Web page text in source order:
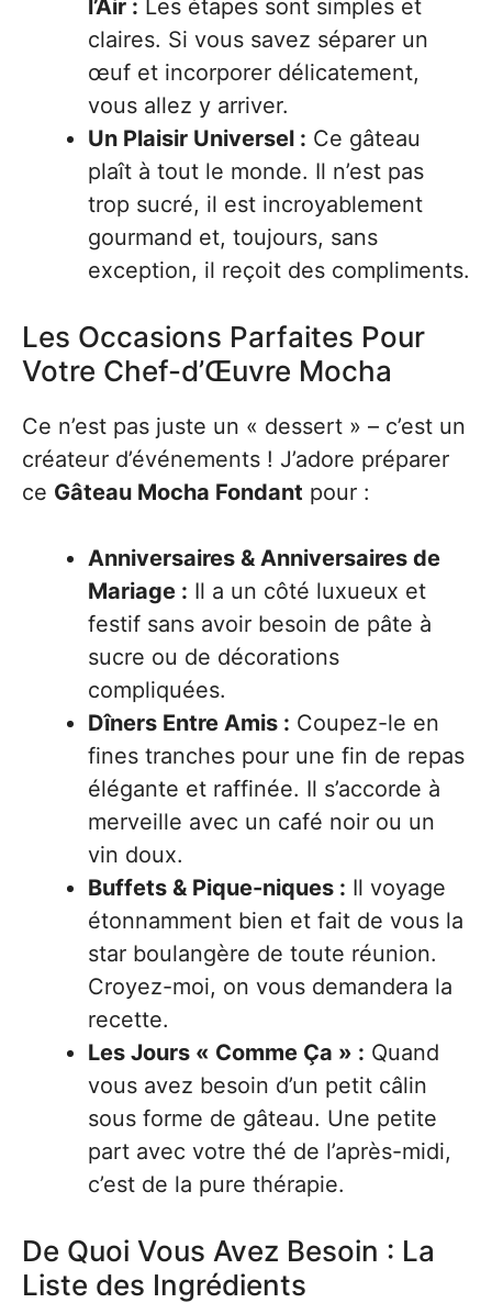
l’Air : Les étapes sont simples et
claires. Si vous savez séparer un
œuf et incorporer délicatement,
vous allez y arriver.
Un Plaisir Universel : Ce gâteau
plaît à tout le monde. Il n’est pas
trop sucré, il est incroyablement
gourmand et, toujours, sans
exception, il reçoit des compliments.
Les Occasions Parfaites Pour
Votre Chef-d’Œuvre Mocha
Ce n’est pas juste un « dessert » – c’est un
créateur d’événements ! J’adore préparer
ce Gâteau Mocha Fondant pour :
Anniversaires & Anniversaires de
Mariage : Il a un côté luxueux et
festif sans avoir besoin de pâte à
sucre ou de décorations
compliquées.
Dîners Entre Amis : Coupez-le en
fines tranches pour une fin de repas
élégante et raffinée. Il s’accorde à
merveille avec un café noir ou un
vin doux.
Buffets & Pique-niques : Il voyage
étonnamment bien et fait de vous la
star boulangère de toute réunion.
Croyez-moi, on vous demandera la
recette.
Les Jours « Comme Ça » : Quand
vous avez besoin d’un petit câlin
sous forme de gâteau. Une petite
part avec votre thé de l’après-midi,
c’est de la pure thérapie.
De Quoi Vous Avez Besoin : La
Liste des Ingrédients